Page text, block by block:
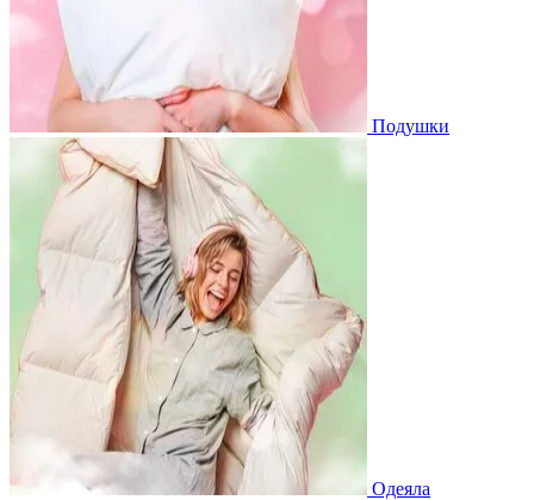
Подушки
Одеяла